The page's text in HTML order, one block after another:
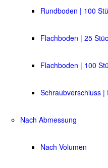
Rundboden | 100
Flachboden | 25
Flachboden | 100
Schraubverschluss |
Nach Abmessung
Nach Volumen